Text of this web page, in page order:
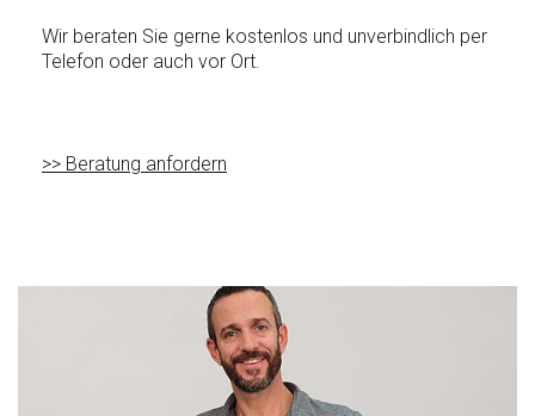
Wir beraten Sie gerne kostenlos und unverbindlich per
Telefon oder auch vor Ort.
>> Beratung anfordern